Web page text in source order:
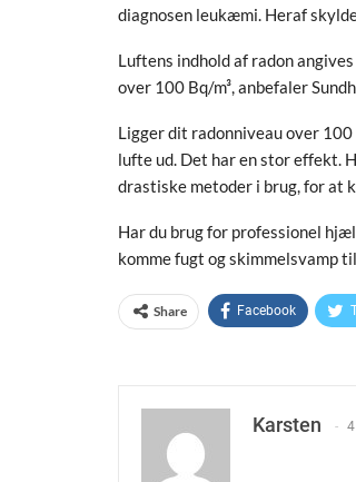
diagnosen leukæmi. Heraf
Luftens indhold af radon
over 100 Bq/m³, anbefaler
Ligger dit radonniveau over
lufte ud. Det har en stor effekt.
drastiske metoder i brug, for at
Har du brug for professionel
komme fugt og skimmelsvamp
Share Facebook
Karsten